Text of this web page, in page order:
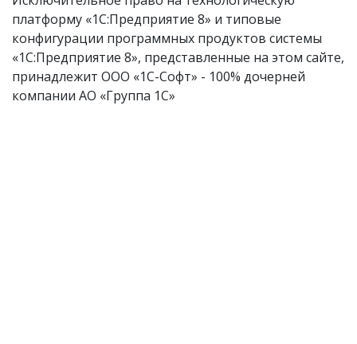
платформу «1С:Предприятие 8» и типовые
конфигурации программных продуктов системы
«1С:Предприятие 8», представленные на этом сайте,
принадлежит ООО «1С-Софт» - 100% дочерней
компании АО «Группа 1С»